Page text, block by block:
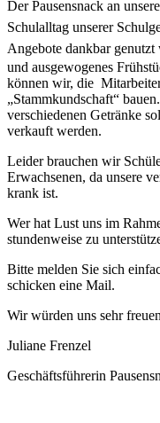
Der Pausensnack an
Schulalltag unserer
Angebote dankbar genutzt
und ausgewogenes
können wir, die
„Stammkundschaft“
verschiedenen Getränke
verkauft werden.
Leider brauchen wir
Erwachsenen, da unsere
krank ist.
Wer hat Lust uns im
stundenweise zu
Bitte melden Sie sich
schicken eine Mail.
Wir würden uns sehr
Juliane Frenzel
Geschäftsführerin